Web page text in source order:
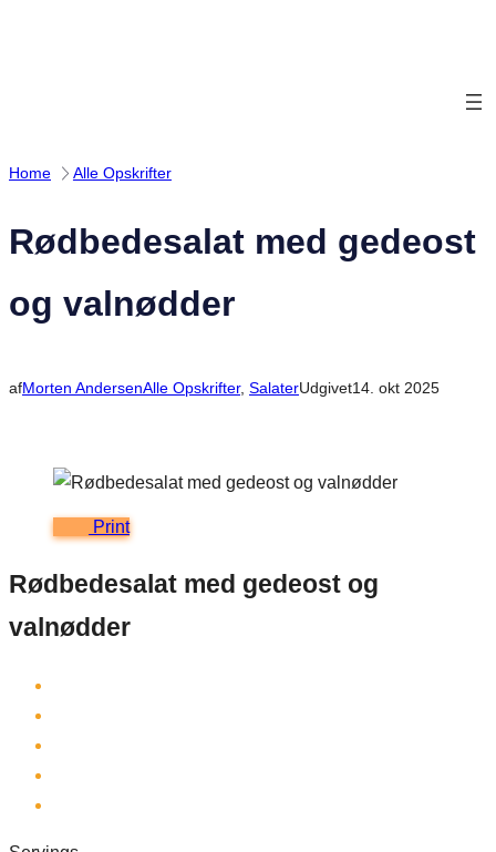
Home Alle Opskrifter
Rødbedesalat med gedeost
og valnødder
afMorten AndersenAlle Opskrifter, SalaterUdgivet14. okt 2025
Print
Rødbedesalat med gedeost og
valnødder